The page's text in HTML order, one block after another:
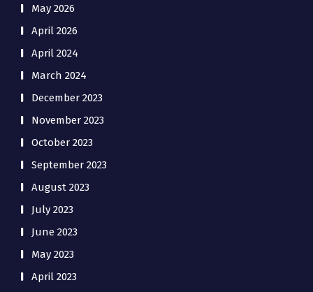
May 2026
April 2026
April 2024
March 2024
December 2023
November 2023
October 2023
September 2023
August 2023
July 2023
June 2023
May 2023
April 2023